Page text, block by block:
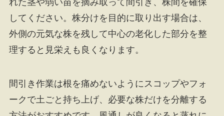
してください。株分けを目的に取り出す場合は、
外側の元気な株を残して中心の老化した部分を整
理すると見栄えも良くなります。
間引き作業は根を痛めないようにスコップやフォ
ークで土ごと持ち上げ、必要な株だけを分離する